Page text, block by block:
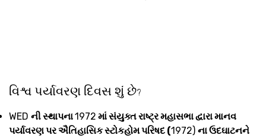
વિશ્વ પર્યાવરણ દિવસ શું છે?
WED ની સ્થાપના1972 માં સંયુક્ત રાષ્ટ્ર મહાસભા દ્વારા માનવ
પર્યાવરણ પર ઐતિહાસિક સ્ટોકહોમ પરિષદ (1972) ના ઉદઘાટનને